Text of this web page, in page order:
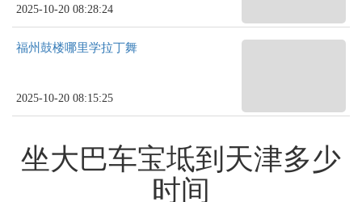
2025-10-20 08:28:24
福州鼓楼哪里学拉丁舞
2025-10-20 08:15:25
坐大巴车宝坻到天津多少
时间